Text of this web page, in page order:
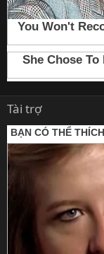
Tài trợ